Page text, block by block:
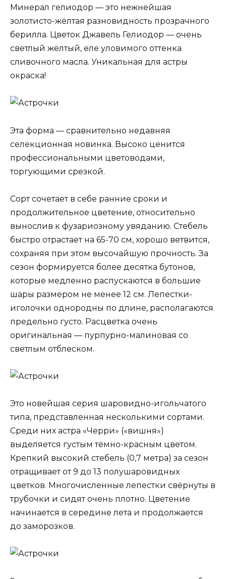
Минерал гелиодор — это нежнейшая
золотисто-жёлтая разновидность прозрачного
берилла. Цветок Джавель Гелиодор — очень
светлый жёлтый, еле уловимого оттенка
сливочного масла. Уникальная для астры
окраска!
Эта форма — сравнительно недавняя
селекционная новинка. Высоко ценится
профессиональными цветоводами,
торгующими срезкой.
Сорт сочетает в себе ранние сроки и
продолжительное цветение, относительно
вынослив к фузариозному увяданию. Стебель
быстро отрастает на 65-70 см, хорошо ветвится,
сохраняя при этом высочайшую прочность. За
сезон формируется более десятка бутонов,
которые медленно распускаются в большие
шары размером не менее 12 см. Лепестки-
иголочки однородны по длине, располагаются
предельно густо. Расцветка очень
оригинальная — пурпурно-малиновая со
светлым отблеском.
Это новейшая серия шаровидно-игольчатого
типа, представленная несколькими сортами.
Среди них астра «Черри» («вишня»)
выделяется густым тёмно-красным цветом.
Крепкий высокий стебель (0,7 метра) за сезон
отращивает от 9 до 13 полушаровидных
цветков. Многочисленные лепестки свёрнуты в
трубочки и сидят очень плотно. Цветение
начинается в середине лета и продолжается
до заморозков.